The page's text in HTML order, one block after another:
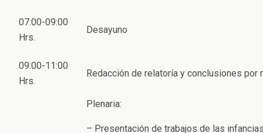
07:00-09:00
Hrs.
Desayuno
09:00-11:00
Hrs.
Redacción de relatoría y conclusiones por
Plenaria:
– Presentación de trabajos de las